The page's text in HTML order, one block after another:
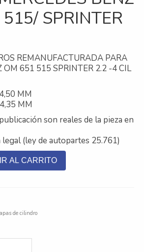
SPRINTER
REMANUFACTURADA PARA
OM 651 515 SPRINTER 2.2 -4 CIL
MM
MM
son reales de la pieza en
legal (ley de autopartes 25.761)
AL CARRITO
de cilindro